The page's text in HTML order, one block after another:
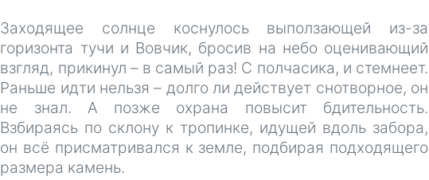
Заходящее солнце коснулось выползающей из-за
горизонта тучи и Вовчик, бросив на небо оценивающий
взгляд, прикинул – в самый раз! С полчасика, и стемнеет.
Раньше идти нельзя – долго ли действует снотворное, он
не знал. А позже охрана повысит бдительность.
Взбираясь по склону к тропинке, идущей вдоль забора,
он всё присматривался к земле, подбирая подходящего
размера камень.